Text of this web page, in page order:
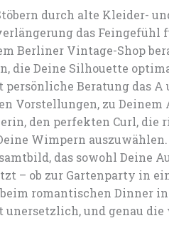
durch alte Kleider-
das Feingefühl
Berliner Vintage-Shop
die Deine Silhouette
persönliche Beratung das A
Vorstellungen, zu
den perfekten Curl, die
Wimpern auszuwählen.
das sowohl Deine
– ob zur Gartenparty in
romantischen Dinner
und genau